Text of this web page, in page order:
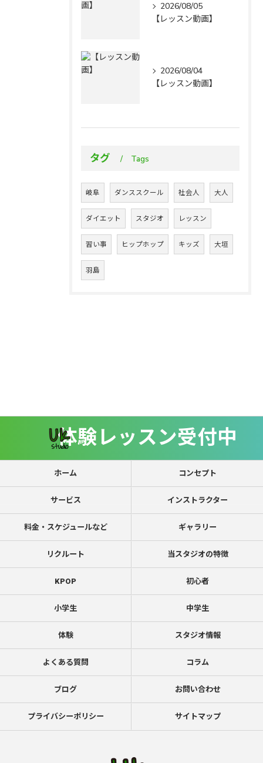
2026/08/05
【レッスン動画】
2026/08/04
【レッスン動画】
タグ Tags
岐阜 ダンススクール 社会人 大人
ダイエット スタジオ レッスン
習い事 ヒップホップ キッズ 大垣
羽島
体験レッスン受付中
ホーム コンセプト
サービス インストラクター
料金・スケジュールなど ギャラリー
リクルート 当スタジオの特徴
KPOP 初心者
小学生 中学生
体験 スタジオ情報
よくある質問 コラム
ブログ お問い合わせ
プライバシーポリシー サイトマップ